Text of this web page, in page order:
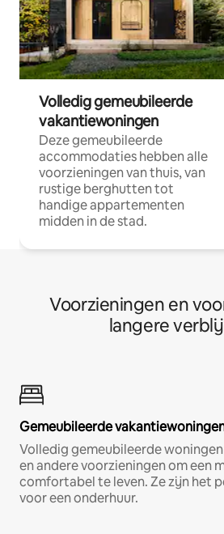
Volledig gemeubileerde
vakantiewoningen
Deze gemeubileerde
accommodaties hebben alle
voorzieningen van thuis, van
rustige berghutten tot
handige appartementen
midden in de stad.
Voorzieningen en
langere
Gemeubileerde
Volledig gemeubileerde
en andere voorzieningen om een
comfortabel te leven. Ze zijn het
voor een onderhuur.